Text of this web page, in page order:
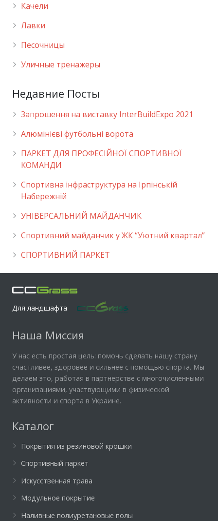
Качели
Лавки
Песочницы
Уличные тренажеры
Недавние Посты
Запрошення на виставку InterBuildExpo 2021
Алюмінієві футбольні ворота
ПАРКЕТ ДЛЯ ПРОФЕСІЙНОЇ СПОРТИВНОЇ
КОМАНДИ
Спортивна інфраструктура на Ірпінській
Набережній
УНІВЕРСАЛЬНИЙ МАЙДАНЧИК
Cпортивний майданчик у ЖК “Уютний квартал”
СПОРТИВНИЙ ПАРКЕТ
Для ландшафта
Наша Миссия
У нас есть простая цель: помочь сделать нашу страну
счастливее, здоровее и сильнее с помощью спорта. Мы
делаем это, работая в партнерстве с многочисленными
организациями, участвующими в физической
активности и спорта в Украине.
Каталог
Покрытия из резиновой крошки
Спортивный паркет
Искусственная трава
Модульное покрытие
Наливные полиуретановые полы